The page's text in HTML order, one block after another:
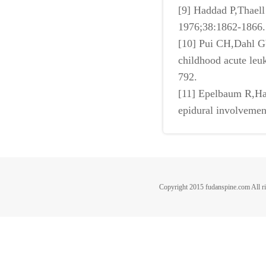
[9] Haddad
1976;38:1862-1866.
[10] Pui CH,Dahl
childhood acute
792.
[11] Epelbaum
epidural
Copyright 2015 fudanspine.com